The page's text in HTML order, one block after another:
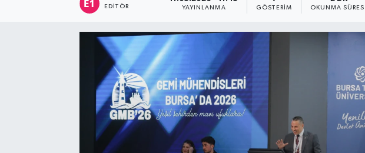
EDITÖR YAYINLANMA GÖSTERIM OKUNMA SÜRESI